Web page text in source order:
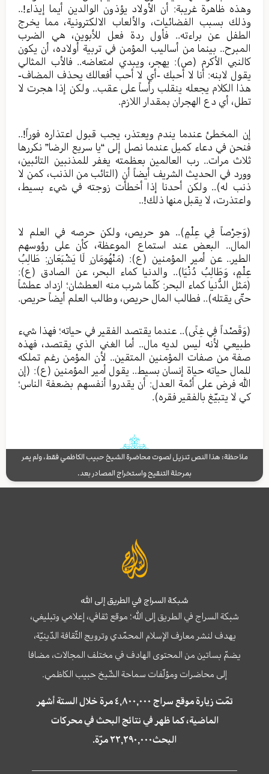
وهذه ظاهرة غريبة: أن الأولاد يؤذون الوالدين أيما إيذاء!..
وذلك بسبب الفضائيات، والألعاب الالكترونية، مما يخرج
الطفل عن براءته.. فأول ردة فعل للأبوين، هي الضرب
المبرح.. بينما من أساليب المؤمن في تربية أولاده، أن يكون
كالنبي الأكرم (ص): يهجر، ويبدي امتعاضه.. فالأب المثالي
يقول لابنه: أنا لا أحبك -أي لا أحب أفعالك يحذف المضاف-
هذا الكلام يجعله ينقلب رأساً على عقب.. ولكن إذا هجرت لا
تطل، أي دع الهجران بمقدار اللازم.
إن المخطئ عندما يندم ويعتذر، يجب قبول اعتذاره فوراً!..
فنحن في دعاء كميل عندما نصل إلى “يا سريع الرضا” نكررها
ثلاث مرات.. رب العالمين بعظمته يغفر للمذنبين التائبين،
وورد في الحديث الشريف أيضاً أن (التائب من الذنب، كمن لا
ذنب له).. ولكن أحدنا إذا أخطأت زوجته في شيء بسيط،
واعتذرت، لا يقبل منها ذلك!..
(وَحِرْصاً فِي عِلْمٍ).. هو حريص، ولكن حرصه في العلم لا
المال.. البعض عند استماع الموعظة، كأن على رؤوسهم
الطير.. عن أمير المؤمنين (ع): (مَنْهُومَانِ لَا يَشْبَعَانِ: طَالِبُ
عِلْمٍ، وَطَالِبُ دُنْيَا).. والدنيا كماء البحر، عن الصادق (ع):
(مَثل الدُّنيا كماء البحر: كلّما شرب منه العطشان؛ ازداد عطشاً
حتّى يقتله).. فطالب المال حريص، وطالب العلم أيضاً حريص.
(وَقَصْداً فِي غِنًى).. عندما يقتصد الفقير في حياته؛ فهذا شيء
طبيعي لأنه ليس لديه مال.. أما الغني الذي يقتصد، فهذه
صفة من صفات المؤمنين المتقين.. لأن المؤمن رغم تملكه
للمال حياته حياة إنسان بسيط.. يقول أمير المؤمنين (ع): (إن
الله فرض على أئمة العدل: أن يقدروا أنفسهم بضعفة الناس؛
كي لا يتبيّغ بالفقير فقره).
ملاحظة: هذا النص تنزيل لصوت محاضرة الشيخ حبيب الكاظمي فقط، ولم يمر
بمرحلة التنقيح واستخراج المصادر بعد.
شبكة السراج في الطريق إلى الله
شبكة السراج في الطريق إلى الله؛ موقع ثقافي، إعلامي وتبليغي،
يهدف لنشر معارف الإسلام المحمّدي وترويج الثّقافة الدّينيّة،
يضمّ بساتين من المحتوى الهادف في مختلف المجالات، مضافا
إلى محاضرات ومؤلّفات سماحة الشّيخ حبيب الكاظمي.
تمّت زيارة موقع سراج ٤,٨٠٠,٠٠٠ مرة خلال الستة أشهر
الماضية، كما ظهر في نتائج البحث في محركات
البحث٢٢,٢٩٠,٠٠٠ مرّة.